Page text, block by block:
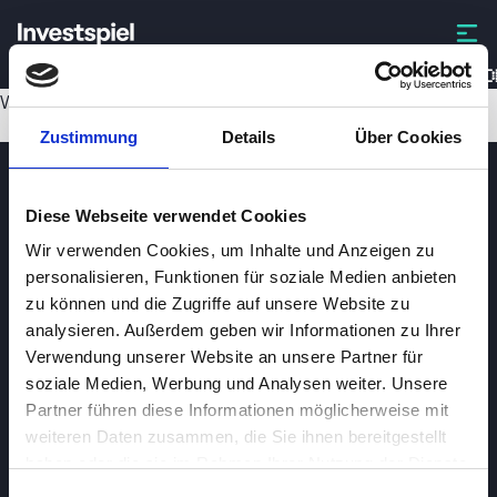
Zustimmung Details Über Cookies
Diese Webseite verwendet Cookies
Wir verwenden Cookies, um Inhalte und Anzeigen zu
personalisieren, Funktionen für soziale Medien anbieten
zu können und die Zugriffe auf unsere Website zu
analysieren. Außerdem geben wir Informationen zu Ihrer
Verwendung unserer Website an unsere Partner für
soziale Medien, Werbung und Analysen weiter. Unsere
Partner führen diese Informationen möglicherweise mit
weiteren Daten zusammen, die Sie ihnen bereitgestellt
Wird geladen...
Investspiel
ÜberInvestspiel
Datenschutzerklärung